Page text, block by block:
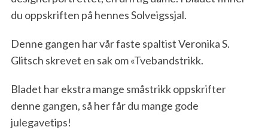
du oppskriften på hennes Solveigssjal.
Denne gangen har vår faste spaltist Veronika S.
Glitsch skrevet en sak om «Tvebandstrikk.
Bladet har ekstra mange småstrikk oppskrifter
denne gangen, så her får du mange gode
julegavetips!